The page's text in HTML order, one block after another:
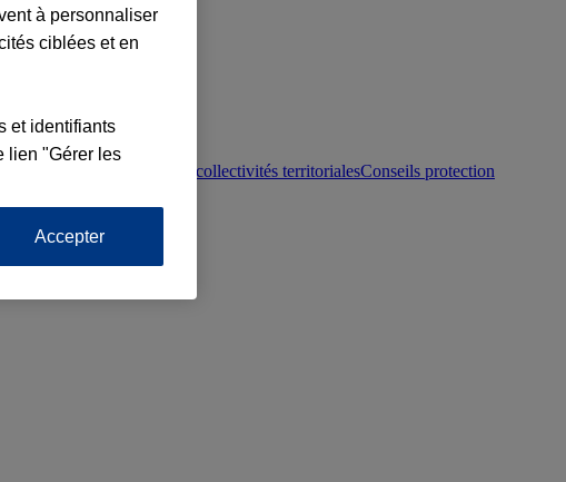
Protection juridique collectivités territorialesConseils protection
à personnaliser
ciblées et en
et identifiants
lien "Gérer les
Accepter